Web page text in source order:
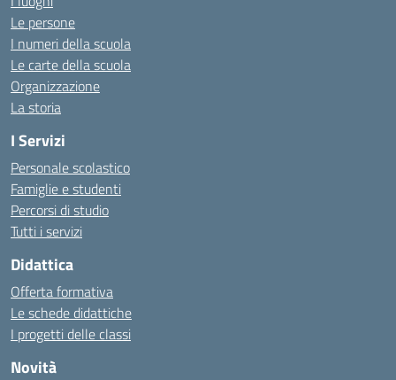
Le persone
I numeri della scuola
Le carte della scuola
Organizzazione
La storia
I Servizi
Personale scolastico
Famiglie e studenti
Percorsi di studio
Tutti i servizi
Didattica
Offerta formativa
Le schede didattiche
I progetti delle classi
Novità